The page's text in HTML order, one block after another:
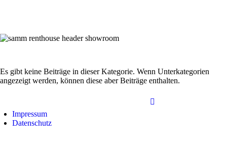
Es gibt keine Beiträge in dieser Kategorie. Wenn Unterkategorien
angezeigt werden, können diese aber Beiträge enthalten.
Impressum
Datenschutz